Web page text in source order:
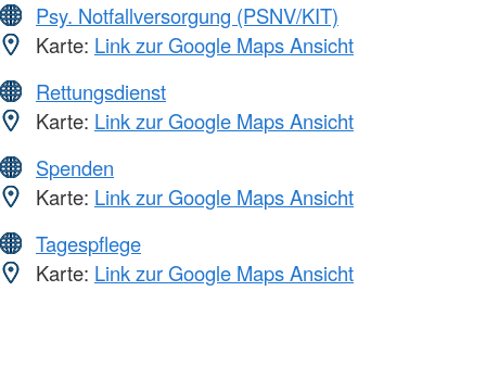
Psy. Notfallversorgung (PSNV/KIT)
Karte: Link zur Google Maps Ansicht
Rettungsdienst
Karte: Link zur Google Maps Ansicht
Spenden
Karte: Link zur Google Maps Ansicht
Tagespflege
Karte: Link zur Google Maps Ansicht